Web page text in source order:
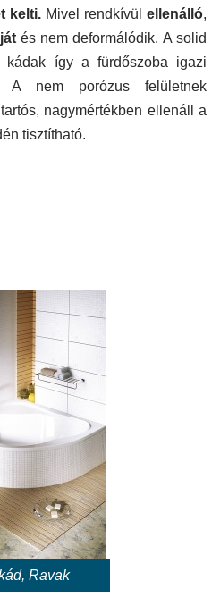
kelti. Mivel rendkívül ellenálló,
és nem deformálódik. A solid
kádak így a fürdőszoba igazi
A nem porózus felületnek
nagymértékben ellenáll a
tisztítható.
Ravak